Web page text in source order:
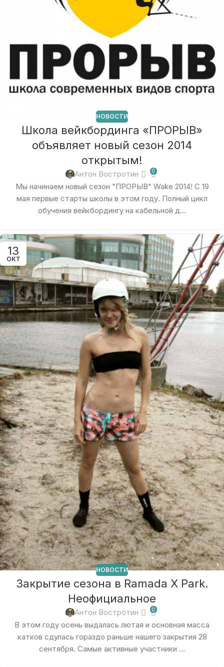
НОВОСТИ
Школа вейкбординга «ПРОРЫВ»
объявляет новый сезон 2014
открытым!
Антон Востротин 0
Мы начинаем новый сезон "ПРОРЫВ" Wake 2014! С 19
мая первые старты школы в этом году. Полный цикл
обучения вейкбордингу на кабельной д...
13
ОКТ
НОВОСТИ
Закрытие сезона в Ramada X Park.
Неофициальное
Антон Востротин 0
В этом году осень выдалась лютая и основная масса
катков сдулась гораздо раньше нашего закрытия 28
сентября. Самые активные участники ...